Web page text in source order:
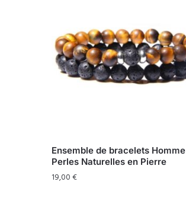
Ensemble de bracelets Homme
Perles Naturelles en Pierre
19,00€